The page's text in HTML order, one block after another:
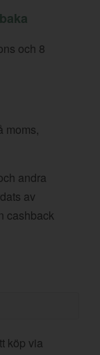
och 8
moms,
andra
av
cashback
köp via